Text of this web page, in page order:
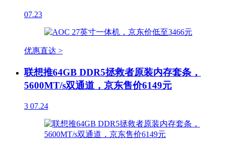
07.23
优惠直达 >
联想推64GB DDR5拯救者原装内存套条，
5600MT/s双通道，京东售价6149元
3 07.24